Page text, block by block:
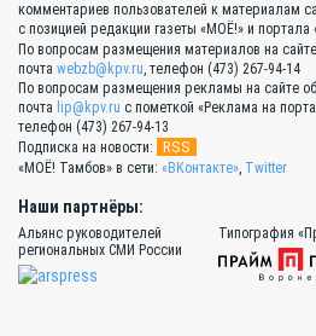
комментариев пользователей к материалам
с позицией редакции газеты «МОЁ!» и портала
По вопросам размещения материалов на
почта webzb@kpv.ru, телефон (473) 267-94-14
По вопросам размещения рекламы на сайте
почта lip@kpv.ru с пометкой «Реклама на
телефон (473) 267-94-13
Подписка на новости:
RSS
«МОЁ! Тамбов» в сети: «ВКонтакте», Twitter
Наши партнёры:
Альянс руководителей
региональных СМИ России
Типография